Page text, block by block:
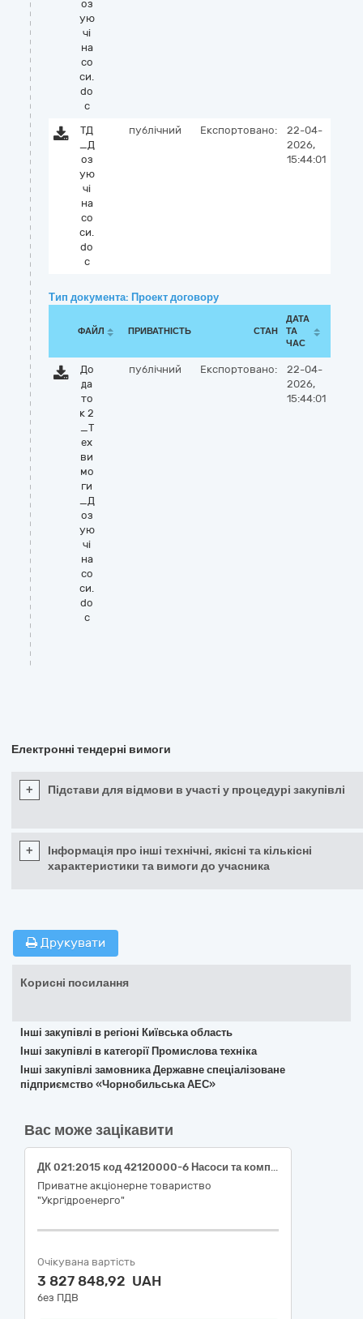
оз
ую
чі
на
со
си.
do
c
ТД
_Д
оз
ую
чі
на
со
си.
do
c
публічний Експортовано:
22-04-
2026,
15:44:01
Тип документа: Проект договору
ФАЙЛ ПРИВАТНІСТЬ СТАН
ДАТА
ТА
ЧАС
До
да
то
к 2
_Т
ех
ви
мо
ги
_Д
оз
ую
чі
на
со
си.
do
c
публічний Експортовано:
22-04-
2026,
15:44:01
Електронні тендерні вимоги
+ Підстави для відмови в участі у процедурі закупівлі
+
Інформація про інші технічні, якісні та кількісні
характеристики та вимоги до учасника
Друкувати
Корисні посилання
Інші закупівлі в регіоні Київська область
Інші закупівлі в категорії Промислова техніка
Інші закупівлі замовника Державне спеціалізоване
підприємство «Чорнобильська АЕС»
Вас може зацікавити
ДК 021:2015 код 42120000-6 Насоси та компресори (Запасні частини компресора для філії "Дирекція з будівництва Дністровської ГАЕС" ПрАТ "Укргідроенерго")
Приватне акціонерне товариство
"Укргідроенерго"
Очікувана вартість
3 827 848,92 UAH
без ПДВ